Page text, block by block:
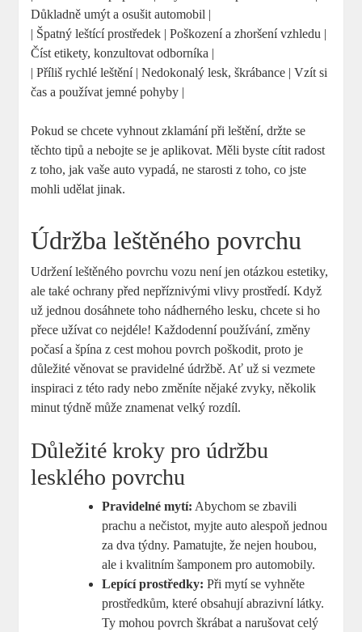
Důkladně umýt a osušit automobil |
| Špatný leštící prostředek | Poškození a zhoršení vzhledu |
Číst etikety, konzultovat odborníka |
| Příliš rychlé leštění | Nedokonalý lesk, škrábance | Vzít si
čas a používat jemné pohyby |
Pokud se chcete vyhnout zklamání při leštění, držte se
těchto tipů a nebojte se je aplikovat. Měli byste cítit radost
z toho, jak vaše auto vypadá, ne starosti z toho, co jste
mohli udělat jinak.
Údržba leštěného povrchu
Udržení leštěného povrchu vozu není jen otázkou estetiky,
ale také ochrany před nepříznivými vlivy prostředí. Když
už jednou dosáhnete toho nádherného lesku, chcete si ho
přece užívat co nejdéle! Každodenní používání, změny
počasí a špína z cest mohou povrch poškodit, proto je
důležité věnovat se pravidelné údržbě. Ať už si vezmete
inspiraci z této rady nebo změníte nějaké zvyky, několik
minut týdně může znamenat velký rozdíl.
Důležité kroky pro údržbu
lesklého povrchu
Pravidelné mytí: Abychom se zbavili
prachu a nečistot, myjte auto alespoň jednou
za dva týdny. Pamatujte, že nejen houbou,
ale i kvalitním šamponem pro automobily.
Lepící prostředky: Při mytí se vyhněte
prostředkům, které obsahují abrazivní látky.
Ty mohou povrch škrábat a narušovat celý